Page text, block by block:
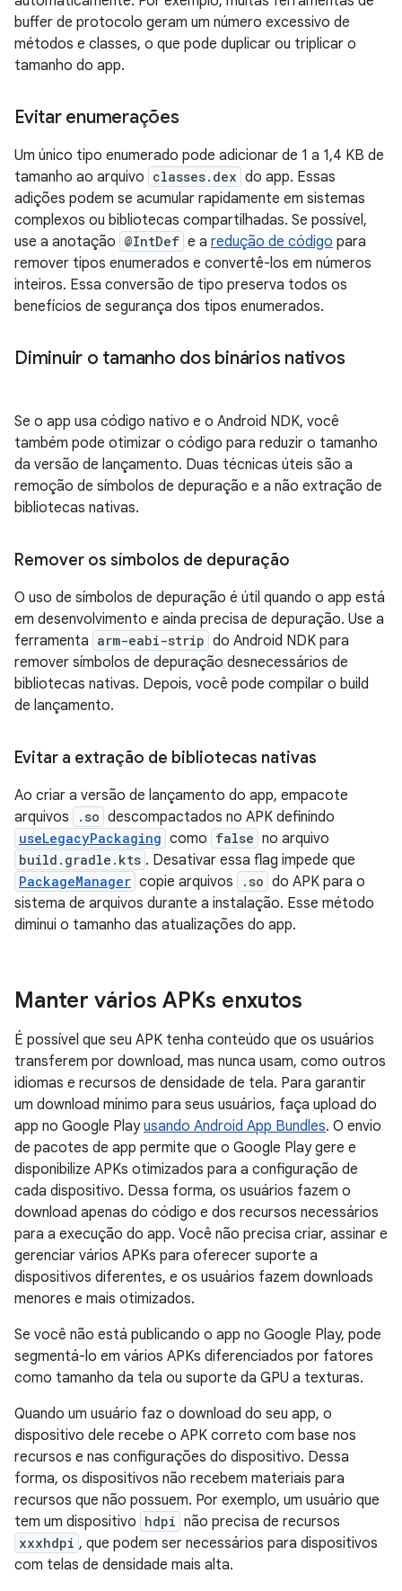
buffer de protocolo geram um número excessivo de
métodos e classes, o que pode duplicar ou triplicar o
tamanho do app.
Evitar enumerações
Um único tipo enumerado pode adicionar de 1 a 1,4 KB de
tamanho ao arquivo classes.dex do app. Essas
adições podem se acumular rapidamente em sistemas
complexos ou bibliotecas compartilhadas. Se possível,
use a anotação @IntDef e a redução de código para
remover tipos enumerados e convertê-los em números
inteiros. Essa conversão de tipo preserva todos os
benefícios de segurança dos tipos enumerados.
Diminuir o tamanho dos binários nativos
Se o app usa código nativo e o Android NDK, você
também pode otimizar o código para reduzir o tamanho
da versão de lançamento. Duas técnicas úteis são a
remoção de símbolos de depuração e a não extração de
bibliotecas nativas.
Remover os símbolos de depuração
O uso de símbolos de depuração é útil quando o app está
em desenvolvimento e ainda precisa de depuração. Use a
ferramenta arm-eabi-strip do Android NDK para
remover símbolos de depuração desnecessários de
bibliotecas nativas. Depois, você pode compilar o build
de lançamento.
Evitar a extração de bibliotecas nativas
Ao criar a versão de lançamento do app, empacote
arquivos
.so descompactados no APK definindo
useLegacyPackaging como false no arquivo
build.gradle.kts . Desativar essa flag impede que
PackageManager copie arquivos .so do APK para o
sistema de arquivos durante a instalação. Esse método
diminui o tamanho das atualizações do app.
Manter vários APKs enxutos
É possível que seu APK tenha conteúdo que os usuários
transferem por download, mas nunca usam, como outros
idiomas e recursos de densidade de tela. Para garantir
um download mínimo para seus usuários, faça upload do
app no Google Playusando Android App Bundles. O envio
de pacotes de app permite que o Google Play gere e
disponibilize APKs otimizados para a configuração de
cada dispositivo. Dessa forma, os usuários fazem o
download apenas do código e dos recursos necessários
para a execução do app. Você não precisa criar, assinar e
gerenciar vários APKs para oferecer suporte a
dispositivos diferentes, e os usuários fazem downloads
menores e mais otimizados.
Se você não está publicando o app no Google Play, pode
segmentá-lo em vários APKs diferenciados por fatores
como tamanho da tela ou suporte da GPU a texturas.
Quando um usuário faz o download do seu app, o
dispositivo dele recebe o APK correto com base nos
recursos e nas configurações do dispositivo. Dessa
forma, os dispositivos não recebem materiais para
recursos que não possuem. Por exemplo, um usuário que
tem um dispositivo hdpi não precisa de recursos
xxxhdpi , que podem ser necessários para dispositivos
com telas de densidade mais alta.